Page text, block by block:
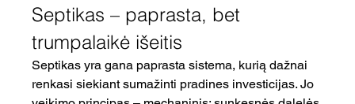
Septikas – paprasta, bet
trumpalaikė išeitis
Septikas yra gana paprasta sistema, kurią dažnai
renkasi siekiant sumažinti pradines investicijas. Jo